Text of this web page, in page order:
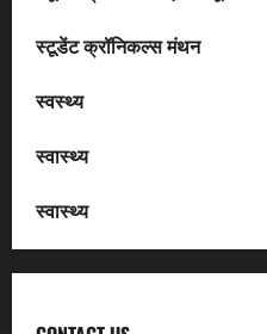
स्टूडेंट क्रॉनिकल्स मंथन
स्वस्थ्य
स्वास्थ्य
स्वास्थ्य